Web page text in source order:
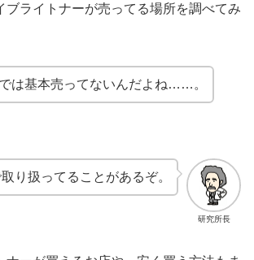
ブライトナーが売ってる場所を調べてみ
は基本売ってないんだよね……。
研究所長
り扱ってることがあるぞ。